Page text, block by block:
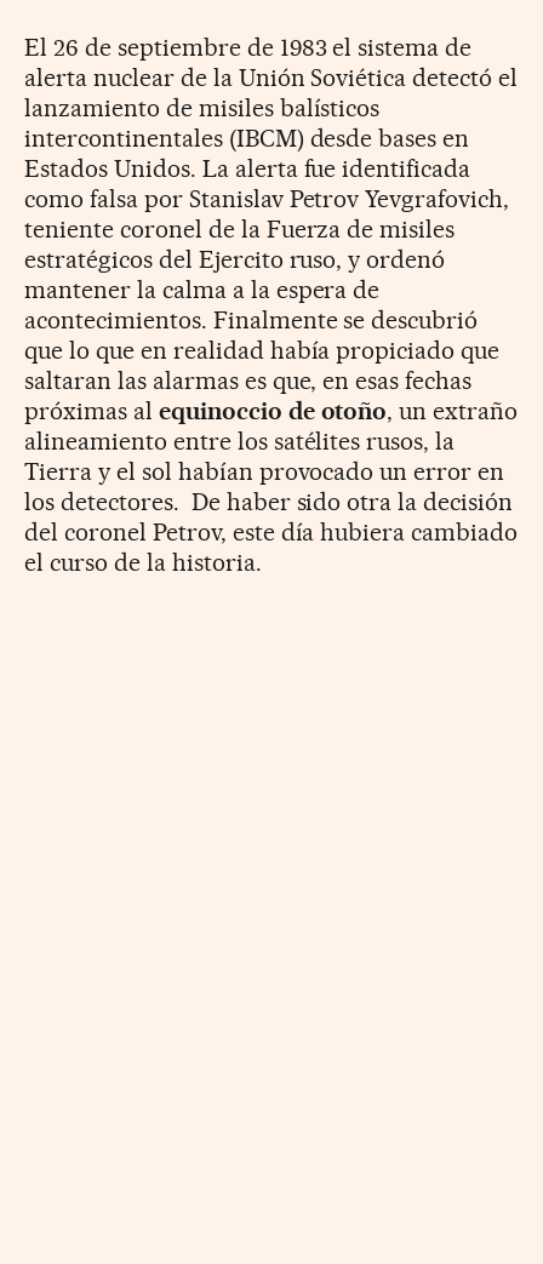
El 26 de septiembre de 1983 el sistema de
alerta nuclear de la Unión Soviética detectó el
lanzamiento de misiles balísticos
intercontinentales (IBCM) desde bases en
Estados Unidos. La alerta fue identificada
como falsa por Stanislav Petrov Yevgrafovich,
teniente coronel de la Fuerza de misiles
estratégicos del Ejercito ruso, y ordenó
mantener la calma a la espera de
acontecimientos. Finalmente se descubrió
que lo que en realidad había propiciado que
saltaran las alarmas es que, en esas fechas
próximas al equinoccio de otoño, un extraño
alineamiento entre los satélites rusos, la
Tierra y el sol habían provocado un error en
los detectores. De haber sido otra la decisión
del coronel Petrov, este día hubiera cambiado
el curso de la historia.